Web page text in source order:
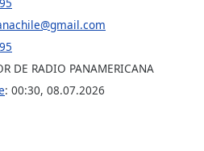
DE RADIO PANAMERICANA
: 00:30, 08.07.2026